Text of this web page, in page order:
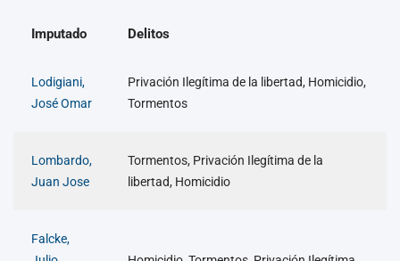
Imputado Delitos
Lodigiani,
José Omar
Privación Ilegítima de la libertad, Homicidio,
Tormentos
Lombardo,
Juan Jose
Tormentos, Privación Ilegítima de la
libertad, Homicidio
Falcke,